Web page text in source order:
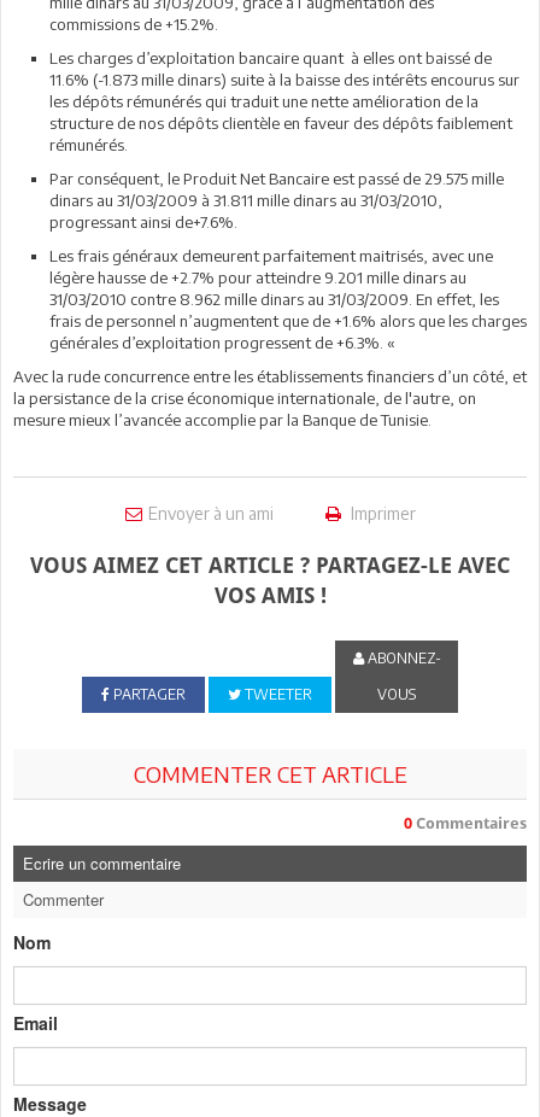
commissions de +15.2%.
Les charges d’exploitation bancaire quant à elles ont baissé de
11.6% (-1.873 mille dinars) suite à la baisse des intérêts encourus sur
les dépôts rémunérés qui traduit une nette amélioration de la
structure de nos dépôts clientèle en faveur des dépôts faiblement
rémunérés.
Par conséquent, le Produit Net Bancaire est passé de 29.575 mille
dinars au 31/03/2009 à 31.811 mille dinars au 31/03/2010,
progressant ainsi de+7.6%.
Les frais généraux demeurent parfaitement maitrisés, avec une
légère hausse de +2.7% pour atteindre 9.201 mille dinars au
31/03/2010 contre 8.962 mille dinars au 31/03/2009. En effet, les
frais de personnel n’augmentent que de +1.6% alors que les charges
générales d’exploitation progressent de +6.3%. «
Avec la rude concurrence entre les établissements financiers d’un côté, et
la persistance de la crise économique internationale, de l'autre, on
mesure mieux l’avancée accomplie par la Banque de Tunisie.
Envoyer à un ami Imprimer
VOUS AIMEZ CET ARTICLE ? PARTAGEZ-LE AVEC
VOS AMIS !
PARTAGER TWEETER
ABONNEZ-
VOUS
COMMENTER CET ARTICLE
0 Commentaires
Ecrire un commentaire
Commenter
Nom
Email
Message